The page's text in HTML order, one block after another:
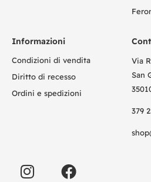
Informazioni
Condizioni di vendita
Diritto di recesso
Ordini e spedizioni
Via
San
379